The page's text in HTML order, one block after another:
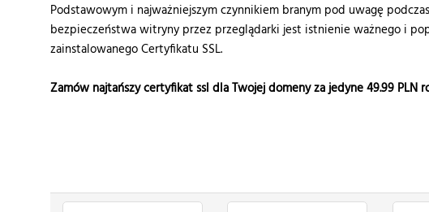
Podstawowym i najważniejszym czynnikiem branym pod uwagę
bezpieczeństwa witryny przez przeglądarki jest istnienie ważnego i
zainstalowanego Certyfikatu SSL.
Zamów najtańszy certyfikat ssl dla Twojej domeny za jedyne49.99 PLN